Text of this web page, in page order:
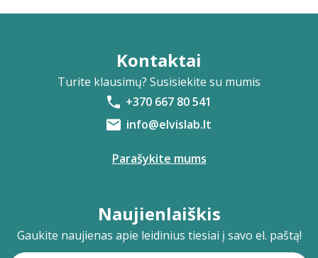
Kontaktai
Turite klausimų? Susisiekite su mumis
+370 667 80 541
info@elvislab.lt
Parašykite mums
Naujienlaiškis
Gaukite naujienas apie leidinius tiesiai į savo el. paštą!